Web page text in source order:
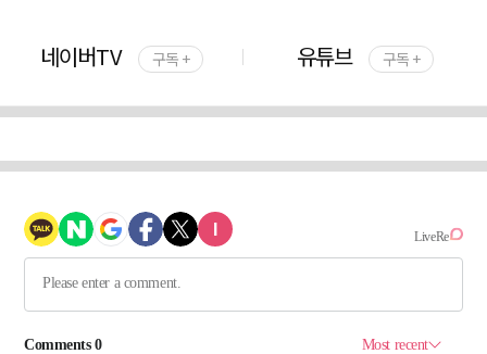
네이버TV 구독 + 유튜브 구독 +